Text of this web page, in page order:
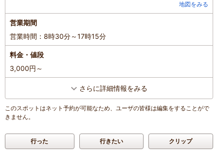
地図をみる
営業期間
営業時間：8時30分～17時15分
料金・値段
3,000円～
さらに詳細情報をみる
このスポットはネット予約が可能なため、ユーザの皆様は編集をすることがで
きません。
行った 行きたい クリップ